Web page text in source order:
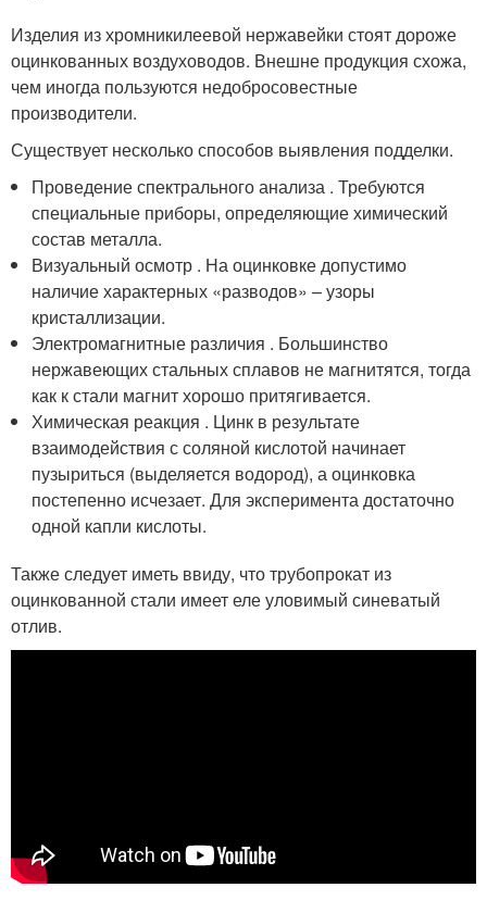
Изделия из хромникилеевой нержавейки стоят дороже
оцинкованных воздуховодов. Внешне продукция схожа,
чем иногда пользуются недобросовестные
производители.
Существует несколько способов выявления подделки.
Проведение спектрального анализа . Требуются
специальные приборы, определяющие химический
состав металла.
Визуальный осмотр . На оцинковке допустимо
наличие характерных «разводов» – узоры
кристаллизации.
Электромагнитные различия . Большинство
нержавеющих стальных сплавов не магнитятся, тогда
как к стали магнит хорошо притягивается.
Химическая реакция . Цинк в результате
взаимодействия с соляной кислотой начинает
пузыриться (выделяется водород), а оцинковка
постепенно исчезает. Для эксперимента достаточно
одной капли кислоты.
Также следует иметь ввиду, что трубопрокат из
оцинкованной стали имеет еле уловимый синеватый
отлив.